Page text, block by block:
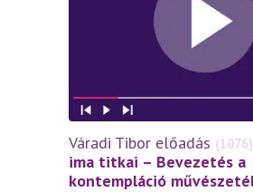
Váradi Tibor előadás (1076)
ima titkai – Bevezetés a
kontempláció